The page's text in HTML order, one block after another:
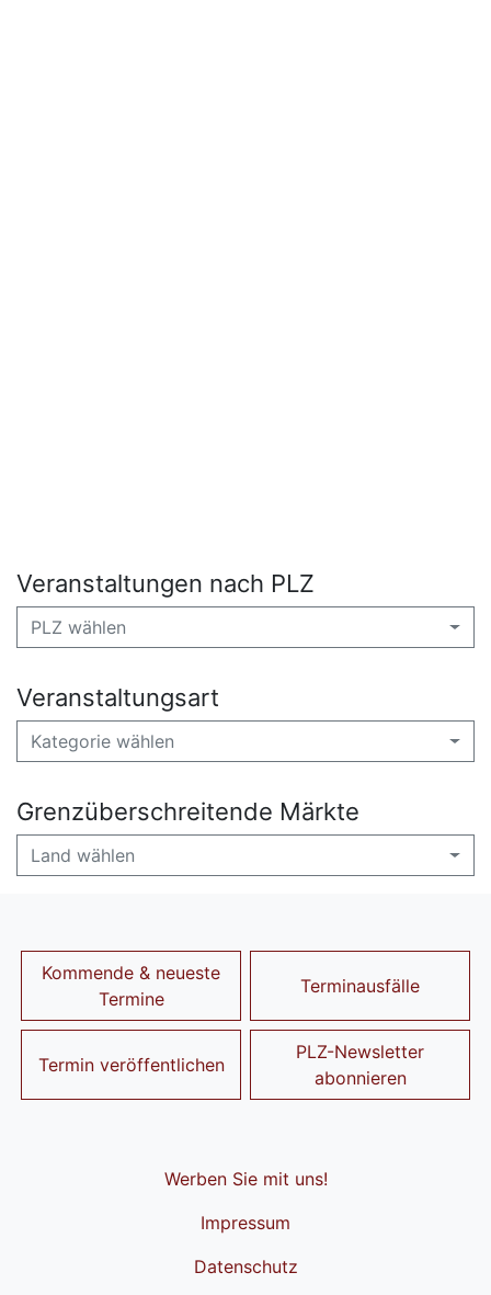
Veranstaltungen nach PLZ
PLZ wählen
Veranstaltungsart
Kategorie wählen
Grenzüberschreitende Märkte
Land wählen
Kommende & neueste
Termine
Terminausfälle
Termin veröffentlichen
PLZ-Newsletter
abonnieren
Werben Sie mit uns!
Impressum
Datenschutz